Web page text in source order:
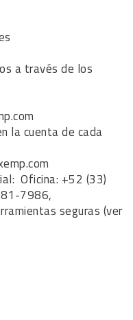
a través de los
la cuenta de cada
Oficina: +52 (33)
7986,
seguras (ver